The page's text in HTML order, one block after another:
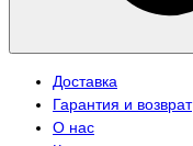
Доставка
Гарантия и возврат
О нас